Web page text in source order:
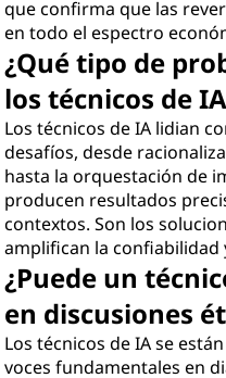
que confirma que las
en todo el espectro
¿Qué tipo de
los técnicos de
Los técnicos de IA lidian
desafíos, desde
hasta la orquestación de
producen resultados
contextos. Son los
amplifican la confiabilidad
¿Puede un
en discusiones
Los técnicos de IA se
voces fundamentales en